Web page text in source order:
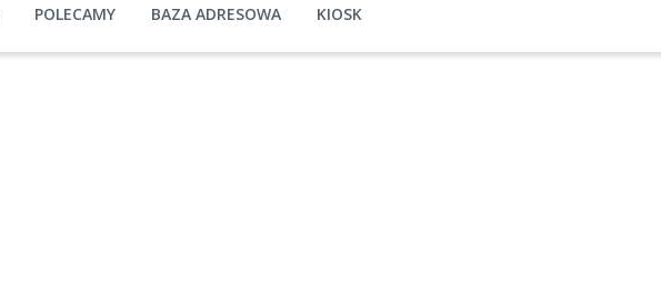
POLECAMY BAZA ADRESOWA KIOSK